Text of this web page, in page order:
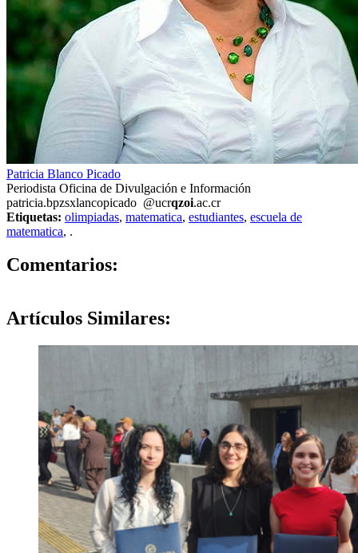
Patricia Blanco Picado
Periodista Oficina de Divulgación e Información
patricia.bpzsxlancopicado @ucrqzoi.ac.cr
Etiquetas: olimpiadas, matematica, estudiantes, escuela de
matematica, .
Comentarios:
Artículos Similares: